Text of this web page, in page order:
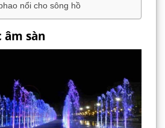
nổi cho sông hồ
sàn